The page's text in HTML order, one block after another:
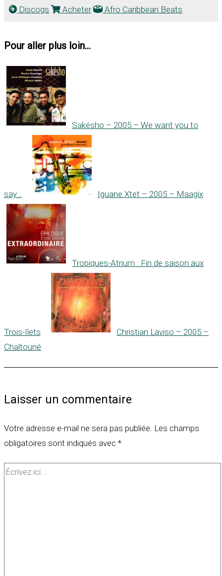
Discogs Acheter Afro Caribbean Beats
Pour aller plus loin...
Sakésho – 2005 – We want you to
say… Iguane Xtet – 2005 – Maagix
Tropiques-Atrium : Fin de saison aux
Trois-Ilets
Christian Laviso – 2005 –
Chaltouné
Laisser un commentaire
Votre adresse e-mail ne sera pas publiée. Les champs
obligatoires sont indiqués avec *
Écrivez